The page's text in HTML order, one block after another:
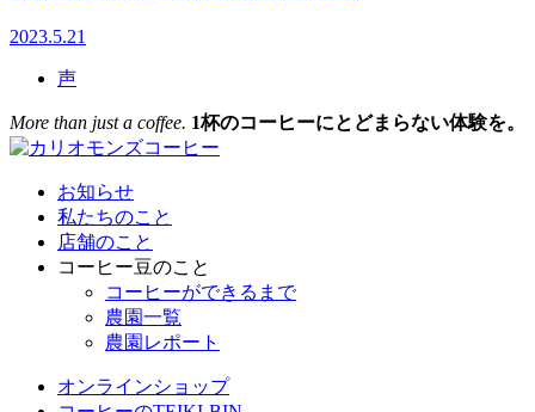
2023.5.21
声
More than just a coffee. 1杯のコーヒーにとどまらない体験を。
お知らせ
私たちのこと
店舗のこと
コーヒー豆のこと
コーヒーができるまで
農園一覧
農園レポート
オンラインショップ